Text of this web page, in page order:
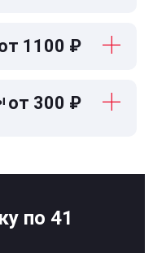
1100 ₽
от 300 ₽
по 41